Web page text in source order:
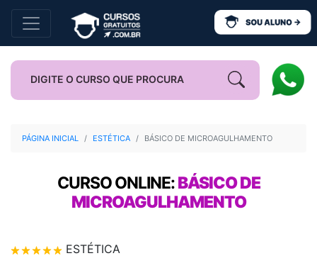
PÁGINA INICIAL ESTÉTICA BÁSICO DE MICROAGULHAMENTO
CURSO ONLINE:BÁSICO DE
MICROAGULHAMENTO
ESTÉTICA